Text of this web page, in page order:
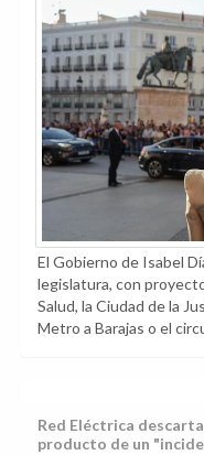
El Gobierno de Isabel
legislatura, con
Salud, la Ciudad de la
Metro a Barajas o el
Red Eléctrica
producto de un